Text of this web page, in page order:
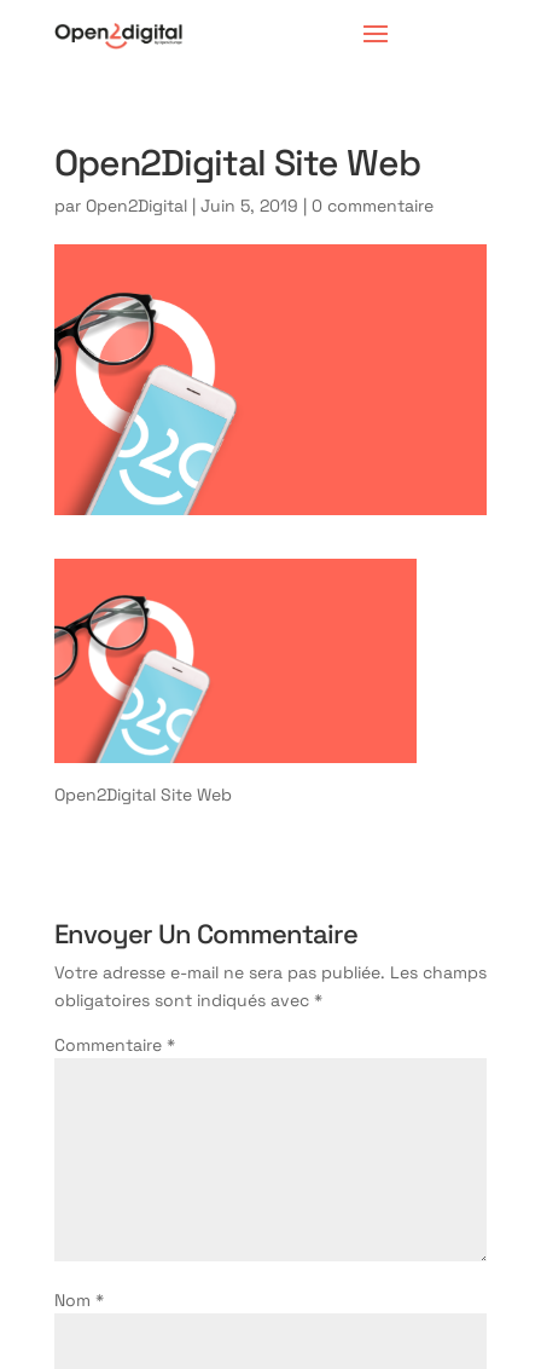
Open2Digital Site Web
par Open2Digital| Juin 5, 2019 | 0 commentaire
Open2Digital Site Web
Envoyer Un Commentaire
Votre adresse e-mail ne sera pas publiée. Les champs
obligatoires sont indiqués avec *
Commentaire *
Nom *